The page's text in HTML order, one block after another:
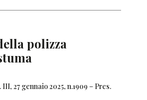
polizza
27 gennaio 2025, n.1909 – Pres.